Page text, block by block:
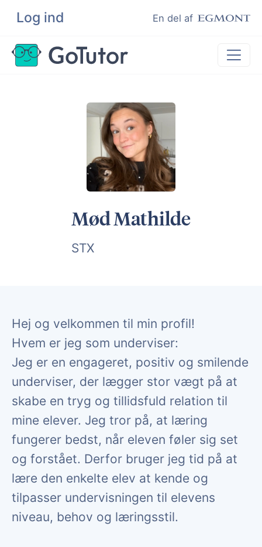
Log ind En del af
Søg
Lektiehjælp
Eksamenshjælp
Hjælp til ordblinde
Kundeudtalelser
Undervisere
Mød Mathilde
STX
Hej og velkommen til min profil!
Hvem er jeg som underviser:
Jeg er en engageret, positiv og smilende
underviser, der lægger stor vægt på at
skabe en tryg og tillidsfuld relation til
mine elever. Jeg tror på, at læring
fungerer bedst, når eleven føler sig set
og forstået. Derfor bruger jeg tid på at
lære den enkelte elev at kende og
tilpasser undervisningen til elevens
niveau, behov og læringsstil.